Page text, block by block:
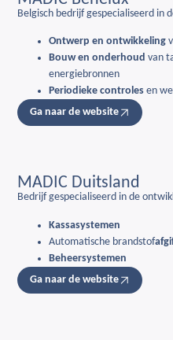
Belgisch bedrijf gespecialiseerd in
Ontwerp en ontwikkeling
Bouw en onderhoud van
energiebronnen
Periodieke controles en
Ga naar de website
MADIC Duitsland
Bedrijf gespecialiseerd in de
Kassasystemen
Automatische brandstof
Beheersystemen
Ga naar de website